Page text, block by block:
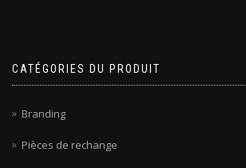
CATÉGORIES DU PRODUIT
Branding
Pièces de rechange